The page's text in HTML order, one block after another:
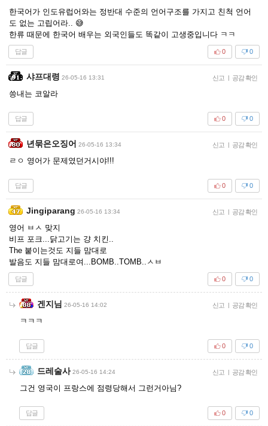
한국어가 인도유럽어와는 정반대 수준의 언어구조를 가지고 친척 언어
도 없는 고립어라.. 😅
한류 때문에 한국어 배우는 외국인들도 똑같이 고생중입니다 ㅋㅋ
답글 0
0
샤프대령 26-05-16 13:31 신고 | 공감 확인
씅내는 코알라
답글 0
0
년묶은오징어 26-05-16 13:34 신고 | 공감 확인
ㄹㅇ 영어가 문제였던거시야!!!
답글 0
0
Jingiparang 26-05-16 13:34 신고 | 공감 확인
영어 ㅂㅅ 맞지
비프 포크...닭고기는 걍 치킨..
The 붙이는것도 지들 맘대로
발음도 지들 맘대로여...BOMB..TOMB..ㅅㅂ
답글 0
0
겐지님 26-05-16 14:02 신고 | 공감 확인
ㅋㅋㅋ
답글 0
0
드레술사 26-05-16 14:24 신고 | 공감 확인
그건 영국이 프랑스에 점령당해서 그런거아님?
답글 0
0